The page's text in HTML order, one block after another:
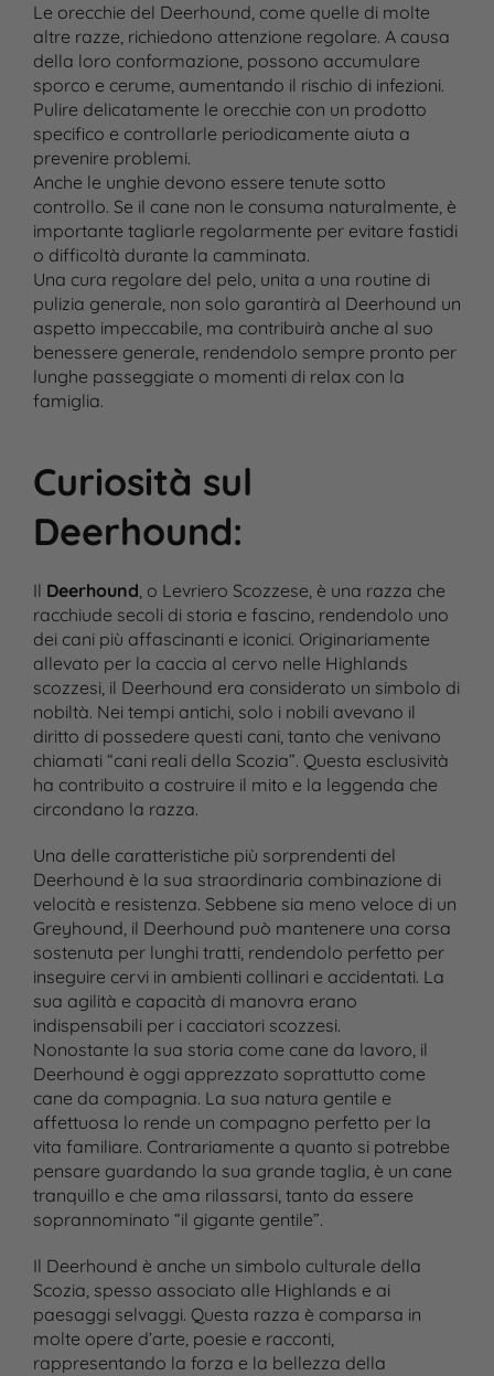
Le orecchie del Deerhound, come quelle di molte
altre razze, richiedono attenzione regolare. A causa
della loro conformazione, possono accumulare
sporco e cerume, aumentando il rischio di infezioni.
Pulire delicatamente le orecchie con un prodotto
specifico e controllarle periodicamente aiuta a
prevenire problemi.
Anche le unghie devono essere tenute sotto
controllo. Se il cane non le consuma naturalmente, è
importante tagliarle regolarmente per evitare fastidi
o difficoltà durante la camminata.
Una cura regolare del pelo, unita a una routine di
pulizia generale, non solo garantirà al Deerhound un
aspetto impeccabile, ma contribuirà anche al suo
benessere generale, rendendolo sempre pronto per
lunghe passeggiate o momenti di relax con la
famiglia.
Curiosità sul
Deerhound:
Il Deerhound, o Levriero Scozzese, è una razza che
racchiude secoli di storia e fascino, rendendolo uno
dei cani più affascinanti e iconici. Originariamente
allevato per la caccia al cervo nelle Highlands
scozzesi, il Deerhound era considerato un simbolo di
nobiltà. Nei tempi antichi, solo i nobili avevano il
diritto di possedere questi cani, tanto che venivano
chiamati “cani reali della Scozia”. Questa esclusività
ha contribuito a costruire il mito e la leggenda che
circondano la razza.
Una delle caratteristiche più sorprendenti del
Deerhound è la sua straordinaria combinazione di
velocità e resistenza. Sebbene sia meno veloce di un
Greyhound, il Deerhound può mantenere una corsa
sostenuta per lunghi tratti, rendendolo perfetto per
inseguire cervi in ambienti collinari e accidentati. La
sua agilità e capacità di manovra erano
indispensabili per i cacciatori scozzesi.
Nonostante la sua storia come cane da lavoro, il
Deerhound è oggi apprezzato soprattutto come
cane da compagnia. La sua natura gentile e
affettuosa lo rende un compagno perfetto per la
vita familiare. Contrariamente a quanto si potrebbe
pensare guardando la sua grande taglia, è un cane
tranquillo e che ama rilassarsi, tanto da essere
soprannominato “il gigante gentile”.
Il Deerhound è anche un simbolo culturale della
Scozia, spesso associato alle Highlands e ai
paesaggi selvaggi. Questa razza è comparsa in
molte opere d’arte, poesie e racconti,
rappresentando la forza e la bellezza della